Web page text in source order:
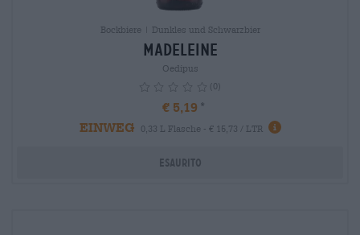
Bockbiere | Dunkles und Schwarzbier
Madeleine
Oedipus
(0)
€ 5,19
EINWEG
0,33 L Flasche - € 15,73 / LTR info
Esaurito